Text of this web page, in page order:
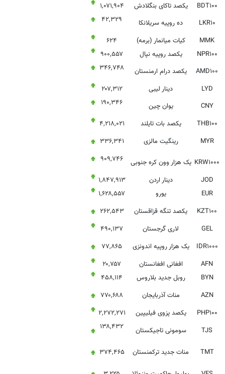
BDT۱۰۰
یکصد تاکای بنگلادش
۱,۰۷۱,۹۰۴
LKR۱۰
ده روپیه سریلانکا ۴۲,۳۲۹
MMK کیات میانمار (برمه)
۶۲۴
NPR۱۰۰
یکصد روپیه نپال
۹۰۰,۵۵۷
AMD۱۰۰
یکصد درام ارمنستان ۳۴۶,۷۴۸
LYD دینار لیبی
۲۰۷,۳۱۲
CNY
یوان چین ۱۹۰,۳۴۶
THB۱۰۰ یکصد بات تایلند
۴,۲۱۸,۰۲۱
MYR
رینگیت مالزی ۳۳۶,۳۴۱
KRW۱۰۰۰ یک هزار وون کره جنوبی ۹۰۹,۷۴۶
JOD دینار اردن
۱,۸۴۷,۹۱۳
EUR
یورو
۱,۶۲۸,۵۵۷
KZT۱۰۰
یکصد تنگه قزاقستان
۲۶۲,۵۴۳
GEL
لاری گرجستان
۴۹۰,۱۳۷
IDR۱۰۰۰
یک هزار روپیه اندونزی
۷۷,۸۶۵
AFN
افغانی افغانستان
۲۰,۷۵۷
BYN
روبل جدید بلاروس
۴۵۸,۱۱۴
AZN
منات آذربایجان
۷۷۰,۶۸۸
PHP۱۰۰
یکصد پزوی فیلیپین
۲,۲۷۲,۲۷۱
TJS
سومونی تاجیکستان ۱۳۸,۴۳۲
TMT منات جدید ترکمنستان ۳۷۴,۴۶۵